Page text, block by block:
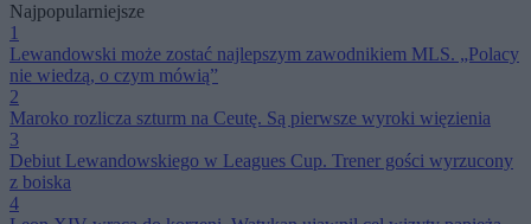
Najpopularniejsze
1
Lewandowski może zostać najlepszym zawodnikiem MLS. „Polacy
nie wiedzą, o czym mówią”
2
Maroko rozlicza szturm na Ceutę. Są pierwsze wyroki więzienia
3
Debiut Lewandowskiego w Leagues Cup. Trener gości wyrzucony
z boiska
4